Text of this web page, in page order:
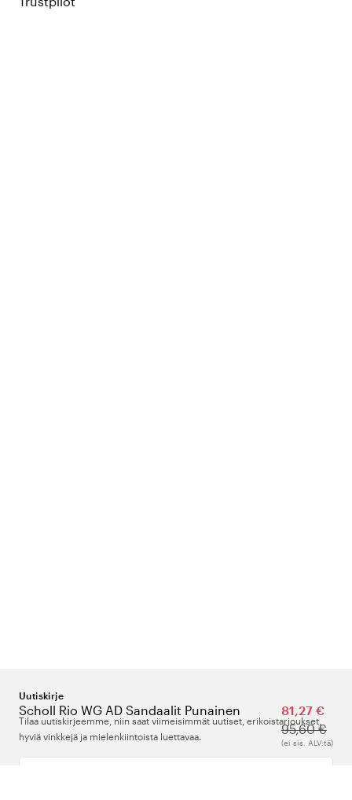
Scholl Rio WG AD Sandaalit Punainen
81,27 €
95,60 €
(ei sis. ALV:tä)
Uutiskirje
Tilaa uutiskirjeemme, niin saat viimeisimmät uutiset, erikoistarjoukset,
hyviä vinkkejä ja mielenkiintoista luettavaa.
Kirjoita sähköpostiosoitteesi